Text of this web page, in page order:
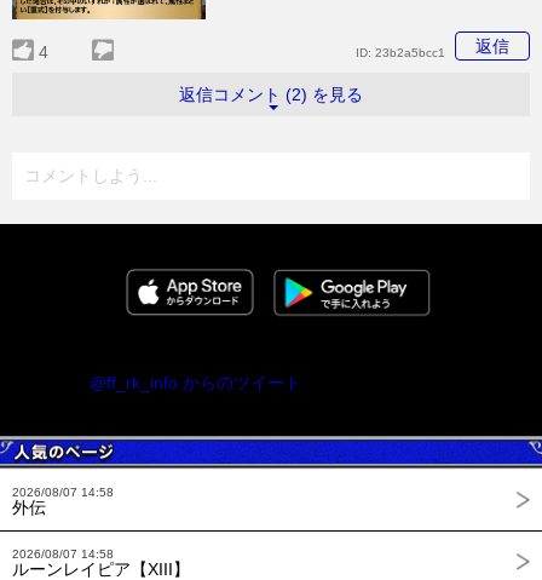
4 返信
ID: 23b2a5bcc1
返信コメント (2) を見る
コメントしよう...
@ff_rk_info からのツイート
2026/08/07 14:58
外伝
2026/08/07 14:58
ルーンレイピア【XIII】